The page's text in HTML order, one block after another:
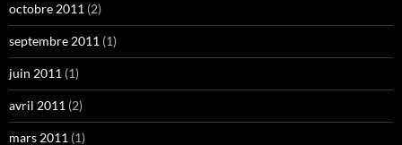
octobre 2011 (2)
septembre 2011 (1)
juin 2011 (1)
avril 2011 (2)
mars 2011 (1)